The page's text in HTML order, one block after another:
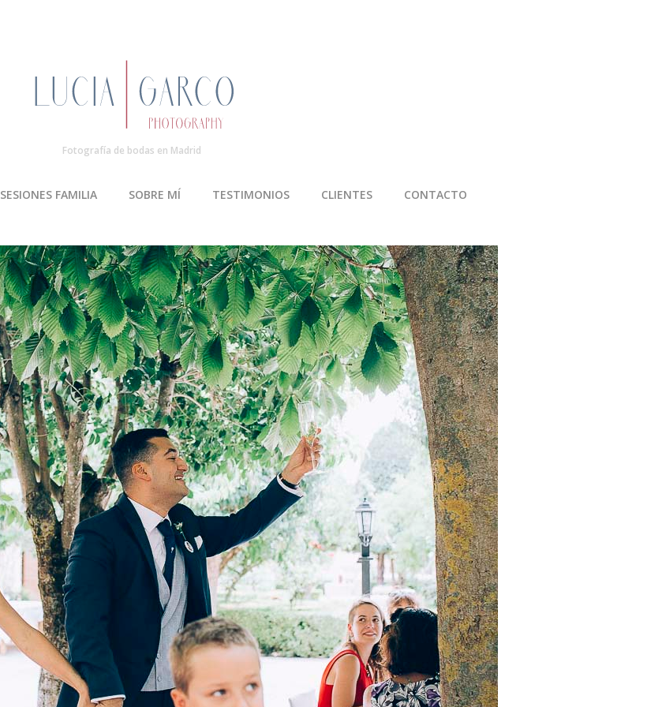
Fotografía de bodas en Madrid
SESIONES FAMILIA SOBRE MÍ TESTIMONIOS CLIENTES CONTACTO